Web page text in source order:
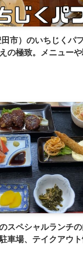
市）のいちじくパ
の極致。メニュー
スペシャルランチ
車場、テイクアウ